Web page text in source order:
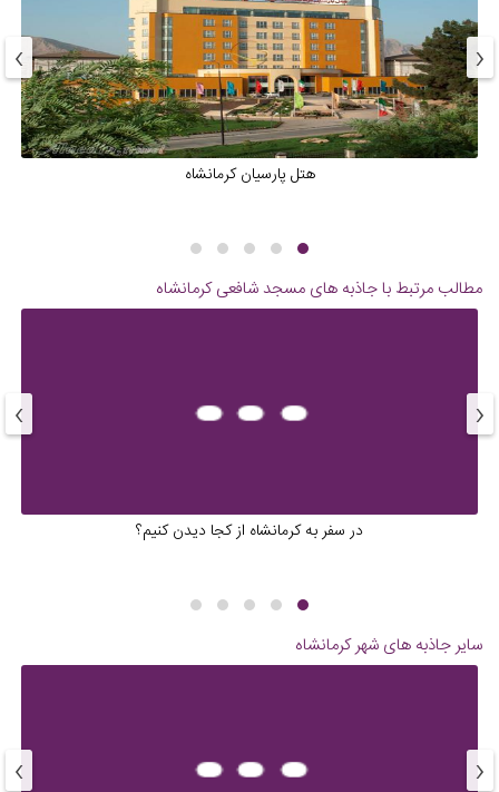
هتل پارسیان کرمانشاه
‹
›
مطالب مرتبط با جاذبه های مسجد شافعی کرمانشاه
در سفر به کرمانشاه از کجا دیدن کنیم؟
‹
›
سایر جاذبه های شهرکرمانشاه
‹
›